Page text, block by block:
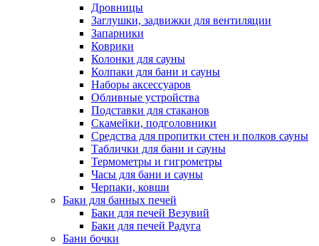
Дровницы
Заглушки, задвижки для вентиляции
Запарники
Коврики
Колонки для сауны
Колпаки для бани и сауны
Наборы аксессуаров
Обливные устройства
Подставки для стаканов
Скамейки, подголовники
Средства для пропитки стен и полков сауны
Таблички для бани и сауны
Термометры и гигрометры
Часы для бани и сауны
Черпаки, ковши
Баки для банных печей
Баки для печей Везувий
Баки для печей Радуга
Бани бочки